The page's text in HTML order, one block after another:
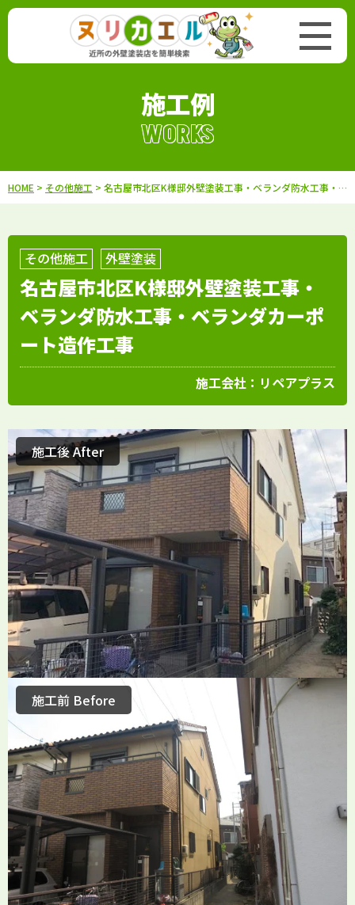
施工例
WORKS
HOME > その他施工 > 名古屋市北区K様邸外壁塗装工事・ベランダ防水工事・ベランダカーポート造作工事
その他施工 外壁塗装
名古屋市北区K様邸外壁塗装工事・
ベランダ防水工事・ベランダカーポ
ート造作工事
施工会社： リペアプラス
施工前 Before
施工後 After